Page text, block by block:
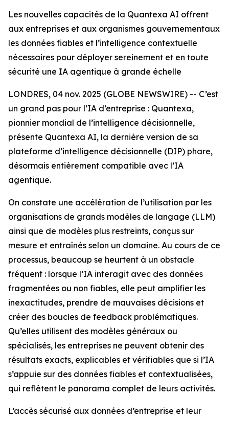
Les nouvelles capacités de la Quantexa AI offrent
aux entreprises et aux organismes gouvernementaux
les données fiables et l’intelligence contextuelle
nécessaires pour déployer sereinement et en toute
sécurité une IA agentique à grande échelle
LONDRES, 04 nov. 2025 (GLOBE NEWSWIRE) -- C’est
un grand pas pour l’IA d’entreprise : Quantexa,
pionnier mondial de l’intelligence décisionnelle,
présente Quantexa AI, la dernière version de sa
plateforme d’intelligence décisionnelle (DIP) phare,
désormais entièrement compatible avec l’IA
agentique.
On constate une accélération de l’utilisation par les
organisations de grands modèles de langage (LLM)
ainsi que de modèles plus restreints, conçus sur
mesure et entraînés selon un domaine. Au cours de ce
processus, beaucoup se heurtent à un obstacle
fréquent : lorsque l’IA interagit avec des données
fragmentées ou non fiables, elle peut amplifier les
inexactitudes, prendre de mauvaises décisions et
créer des boucles de feedback problématiques.
Qu’elles utilisent des modèles généraux ou
spécialisés, les entreprises ne peuvent obtenir des
résultats exacts, explicables et vérifiables que si l’IA
s’appuie sur des données fiables et contextualisées,
qui reflètent le panorama complet de leurs activités.
L’accès sécurisé aux données d’entreprise et leur